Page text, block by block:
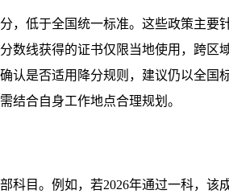
，低于全国统一标准。这些政策主要
数线获得的证书仅限当地使用，跨区
认是否适用降分规则，建议仍以全国
结合自身工作地点合理规划。
科目。例如，若2026年通过一科，该